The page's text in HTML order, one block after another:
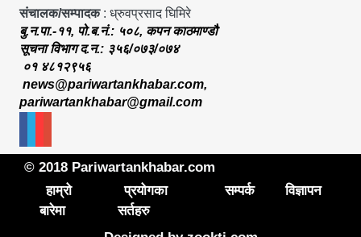
संचालक/सम्पादक: ध्रुवप्रसाद घिमिरे
बु.न.पा.-११, पो.ब.नं.: ५०८, कपन काठमाण्डौ
सूचना विभाग द.न.: ३५६/०७३/०७४
०१ ४८१२९५६
news@pariwartankhabar.com,
pariwartankhabar@gmail.com
© 2018 Pariwartankhabar.com
हाम्रो
बारेमा
प्रयोगका
सर्तहरु
सम्पर्क विज्ञापन